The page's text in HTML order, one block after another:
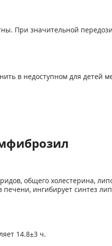
При значительной
в недоступном для детей
общего холестерина,
ингибирует синтез
14.8±3 ч.